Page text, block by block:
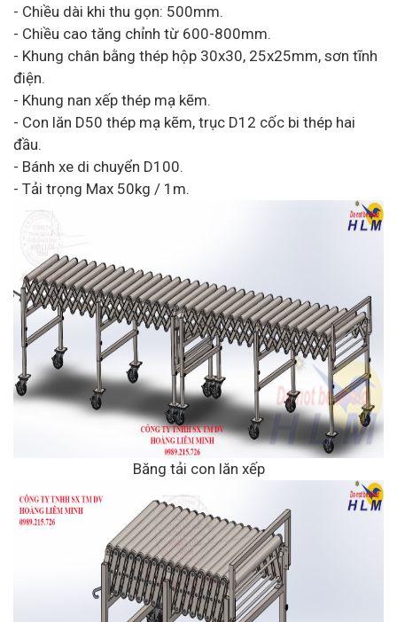
- Chiều dài khi thu gọn: 500mm.
- Chiều cao tăng chỉnh từ 600-800mm.
- Khung chân bằng thép hộp 30x30, 25x25mm, sơn tĩnh
điện.
- Khung nan xếp thép mạ kẽm.
- Con lăn D50 thép mạ kẽm, trục D12 cốc bi thép hai
đầu.
- Bánh xe di chuyển D100.
- Tải trọng Max 50kg / 1m.
Băng tải con lăn xếp